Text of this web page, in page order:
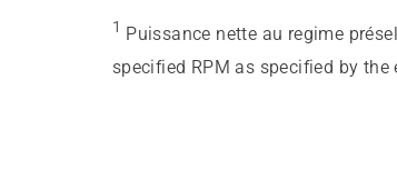
1 Puissance nette au regime
specified RPM as specified by